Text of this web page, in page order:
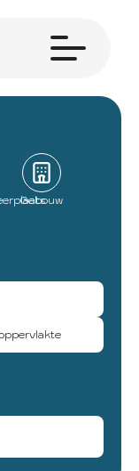
Gebouw